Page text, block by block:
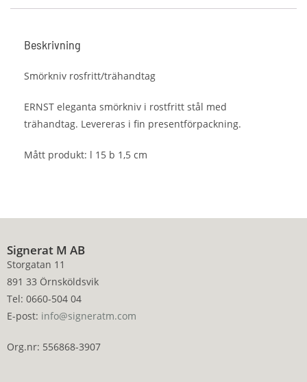
Beskrivning
Smörkniv rosfritt/trähandtag
ERNST eleganta smörkniv i rostfritt stål med
trähandtag. Levereras i fin presentförpackning.
Mått produkt: l 15 b 1,5 cm
Signerat M AB
Storgatan 11
891 33 Örnsköldsvik
Tel: 0660-504 04
E-post: info@signeratm.com
Org.nr: 556868-3907